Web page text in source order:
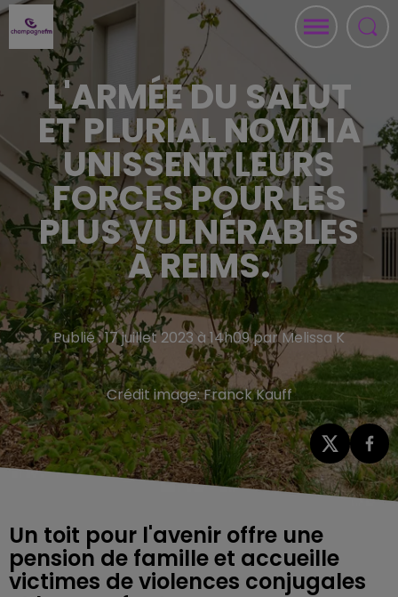
L'ARMÉE DU SALUT
ET PLURIAL NOVILIA
UNISSENT LEURS
FORCES POUR LES
PLUS VULNÉRABLES
À REIMS.
Publié : 17 juillet 2023 à 14h09 par Melissa K
Crédit image:Franck Kauff
Un toit pour l'avenir offre une
pension de famille et accueille
victimes de violences conjugales